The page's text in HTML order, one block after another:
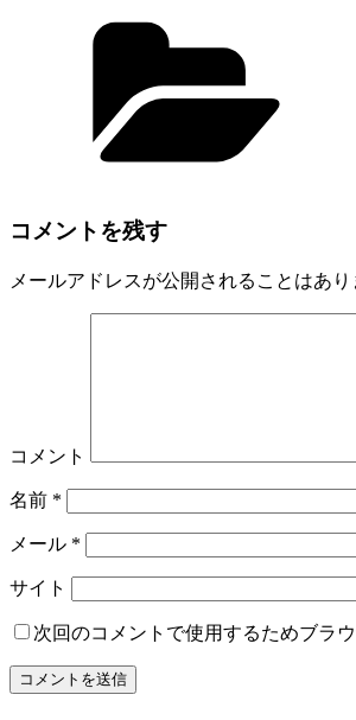
コメントを残す
メールアドレスが公開されることはあり
コメント
名前 *
メール *
サイト
次回のコメントで使用するためブラ